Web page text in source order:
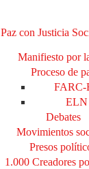
Paz con Justicia
Manifiesto por
Proceso de
FARC-
ELN
Debates
Movimientos
Presos
1.000 Creadores